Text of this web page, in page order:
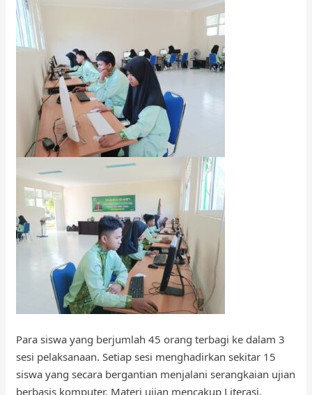
Para siswa yang berjumlah 45 orang terbagi ke dalam 3
sesi pelaksanaan. Setiap sesi menghadirkan sekitar 15
siswa yang secara bergantian menjalani serangkaian ujian
berbasis komputer. Materi ujian mencakup Literasi,